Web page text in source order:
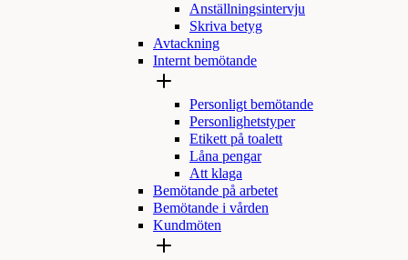
Anställningsintervju
Skriva betyg
Avtackning
Internt bemötande
Personligt bemötande
Personlighetstyper
Etikett på toalett
Låna pengar
Att klaga
Bemötande på arbetet
Bemötande i vården
Kundmöten